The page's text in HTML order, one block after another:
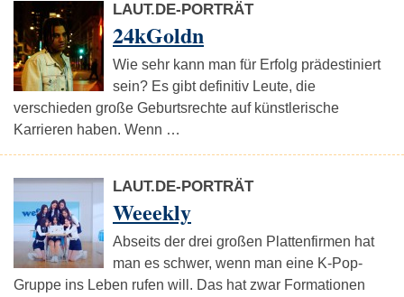
LAUT.DE-PORTRÄT
24kGoldn
Wie sehr kann man für Erfolg prädestiniert
sein? Es gibt definitiv Leute, die
verschieden große Geburtsrechte auf künstlerische
Karrieren haben. Wenn …
LAUT.DE-PORTRÄT
Weeekly
Abseits der drei großen Plattenfirmen hat
man es schwer, wenn man eine K-Pop-
Gruppe ins Leben rufen will. Das hat zwar Formationen